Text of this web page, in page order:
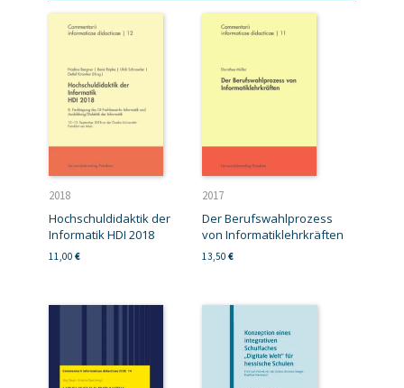
2018
Hochschuldidaktik der
Informatik HDI 2018
11,00 €
2017
Der Berufswahlprozess
von Informatiklehrkräften
13,50 €